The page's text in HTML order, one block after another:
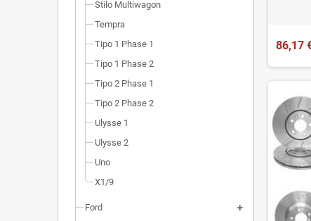
Stilo Multiwagon
Tempra
Tipo 1 Phase 1
Tipo 1 Phase 2
Tipo 2 Phase 1
Tipo 2 Phase 2
Ulysse 1
Ulysse 2
Uno
X1/9
Ford
86,17